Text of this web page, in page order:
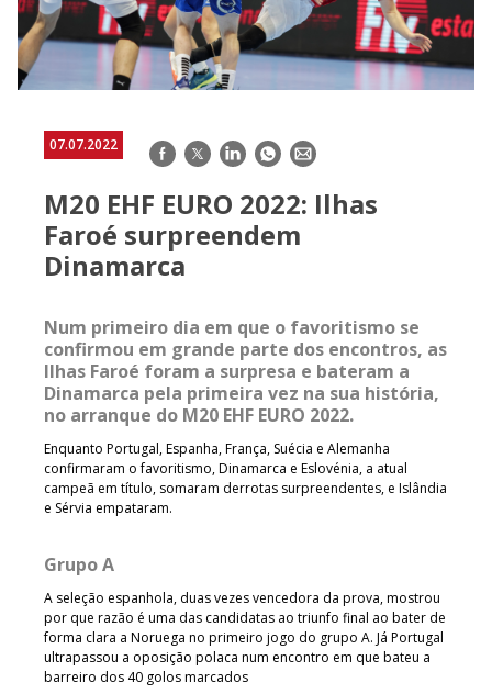
07.07.2022 Facebook
TwitterLinkedInWhatsApp
E-
M20 EHF EURO 2022: Ilhas
Faroé surpreendem
Dinamarca
Num primeiro dia em que o favoritismo se
confirmou em grande parte dos encontros, as
Ilhas Faroé foram a surpresa e bateram a
Dinamarca pela primeira vez na sua história,
no arranque do M20 EHF EURO 2022.
Enquanto Portugal, Espanha, França, Suécia e Alemanha
confirmaram o favoritismo, Dinamarca e Eslovénia, a atual
campeã em título, somaram derrotas surpreendentes, e Islândia
e Sérvia empataram.
Grupo A
A seleção espanhola, duas vezes vencedora da prova, mostrou
por que razão é uma das candidatas ao triunfo final ao bater de
forma clara a Noruega no primeiro jogo do grupo A. Já Portugal
ultrapassou a oposição polaca num encontro em que bateu a
barreiro dos 40 golos marcados